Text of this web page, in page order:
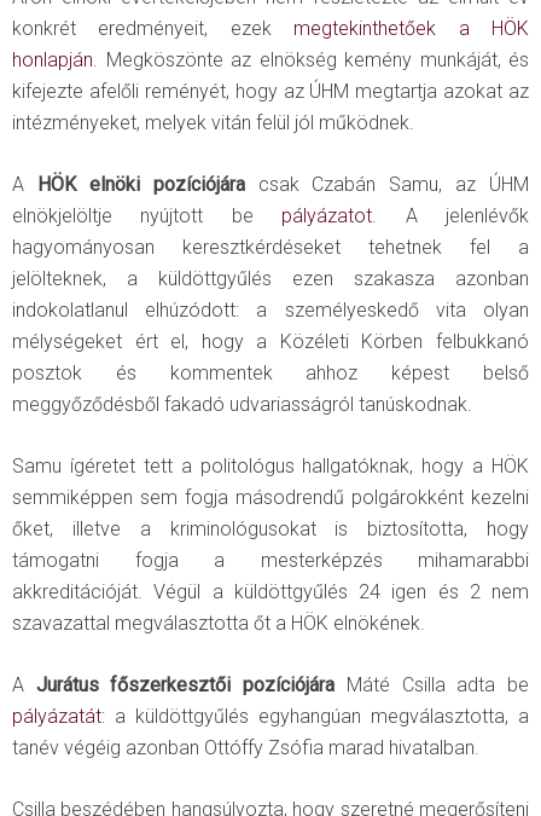
konkrét eredményeit, ezek megtekinthetőek a HÖK
honlapján. Megköszönte az elnökség kemény munkáját, és
kifejezte afelőli reményét, hogy az ÚHM megtartja azokat az
intézményeket, melyek vitán felül jól működnek.
A HÖK elnöki pozíciójáracsak Czabán Samu, az ÚHM
elnökjelöltje nyújtott be pályázatot. A jelenlévők
hagyományosan keresztkérdéseket tehetnek fel a
jelölteknek, a küldöttgyűlés ezen szakasza azonban
indokolatlanul elhúzódott: a személyeskedő vita olyan
mélységeket ért el, hogy a Közéleti Körben felbukkanó
posztok és kommentek ahhoz képest belső
meggyőződésből fakadó udvariasságról tanúskodnak.
Samu ígéretet tett a politológus hallgatóknak, hogy a HÖK
semmiképpen sem fogja másodrendű polgárokként kezelni
őket, illetve a kriminológusokat is biztosította, hogy
támogatni fogja a mesterképzés mihamarabbi
akkreditációját. Végül a küldöttgyűlés 24 igen és 2 nem
szavazattal megválasztotta őt a HÖK elnökének.
A Jurátus főszerkesztői pozíciójára Máté Csilla adta be
pályázatát: a küldöttgyűlés egyhangúan megválasztotta, a
tanév végéig azonban Ottóffy Zsófia marad hivatalban.
Csilla beszédében hangsúlyozta, hogy szeretné megerősíteni